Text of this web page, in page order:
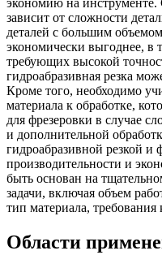
экономию на инструменте.
зависит от сложности
деталей с большим
экономически выгоднее, в
требующих высокой
гидроабразивная резка
Кроме того, необходимо
материала к обработке,
для фрезеровки в случае
и дополнительной
гидроабразивной резкой и
производительности и
быть основан на
задачи, включая объем
тип материала,
Области